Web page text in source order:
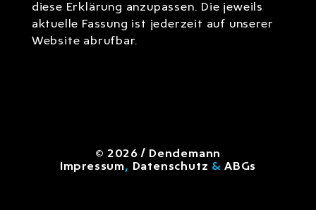
diese Erklärung anzupassen. Die jeweils
aktuelle Fassung ist jederzeit auf unserer
Website abrufbar.
© 2026 / Dendemann
Impressum, Datenschutz & ABGs